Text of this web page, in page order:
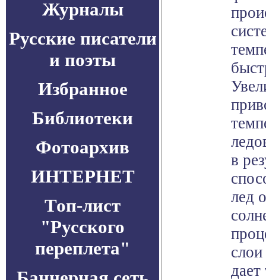
Журналы
Русские писатели
и поэты
Избранное
Библиотеки
Фотоархив
ИНТЕРНЕТ
Топ-лист
"Русского
переплета"
в
лед